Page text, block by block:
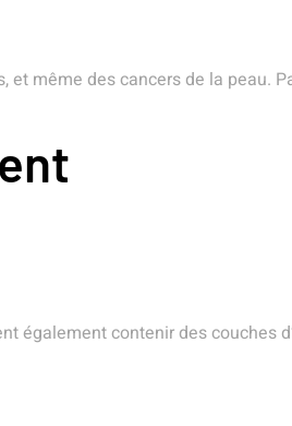
et même des cancers de la peau.
également contenir des couches